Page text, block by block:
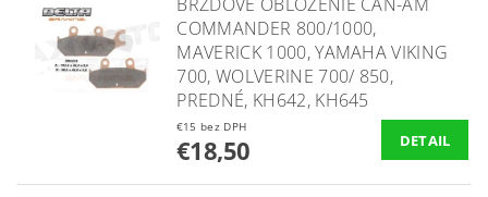
COMMANDER 800/1000,
MAVERICK 1000, YAMAHA VIKING
700, WOLVERINE 700/ 850,
PREDNÉ, KH642, KH645
€15 bez DPH
€18,50 DETAIL